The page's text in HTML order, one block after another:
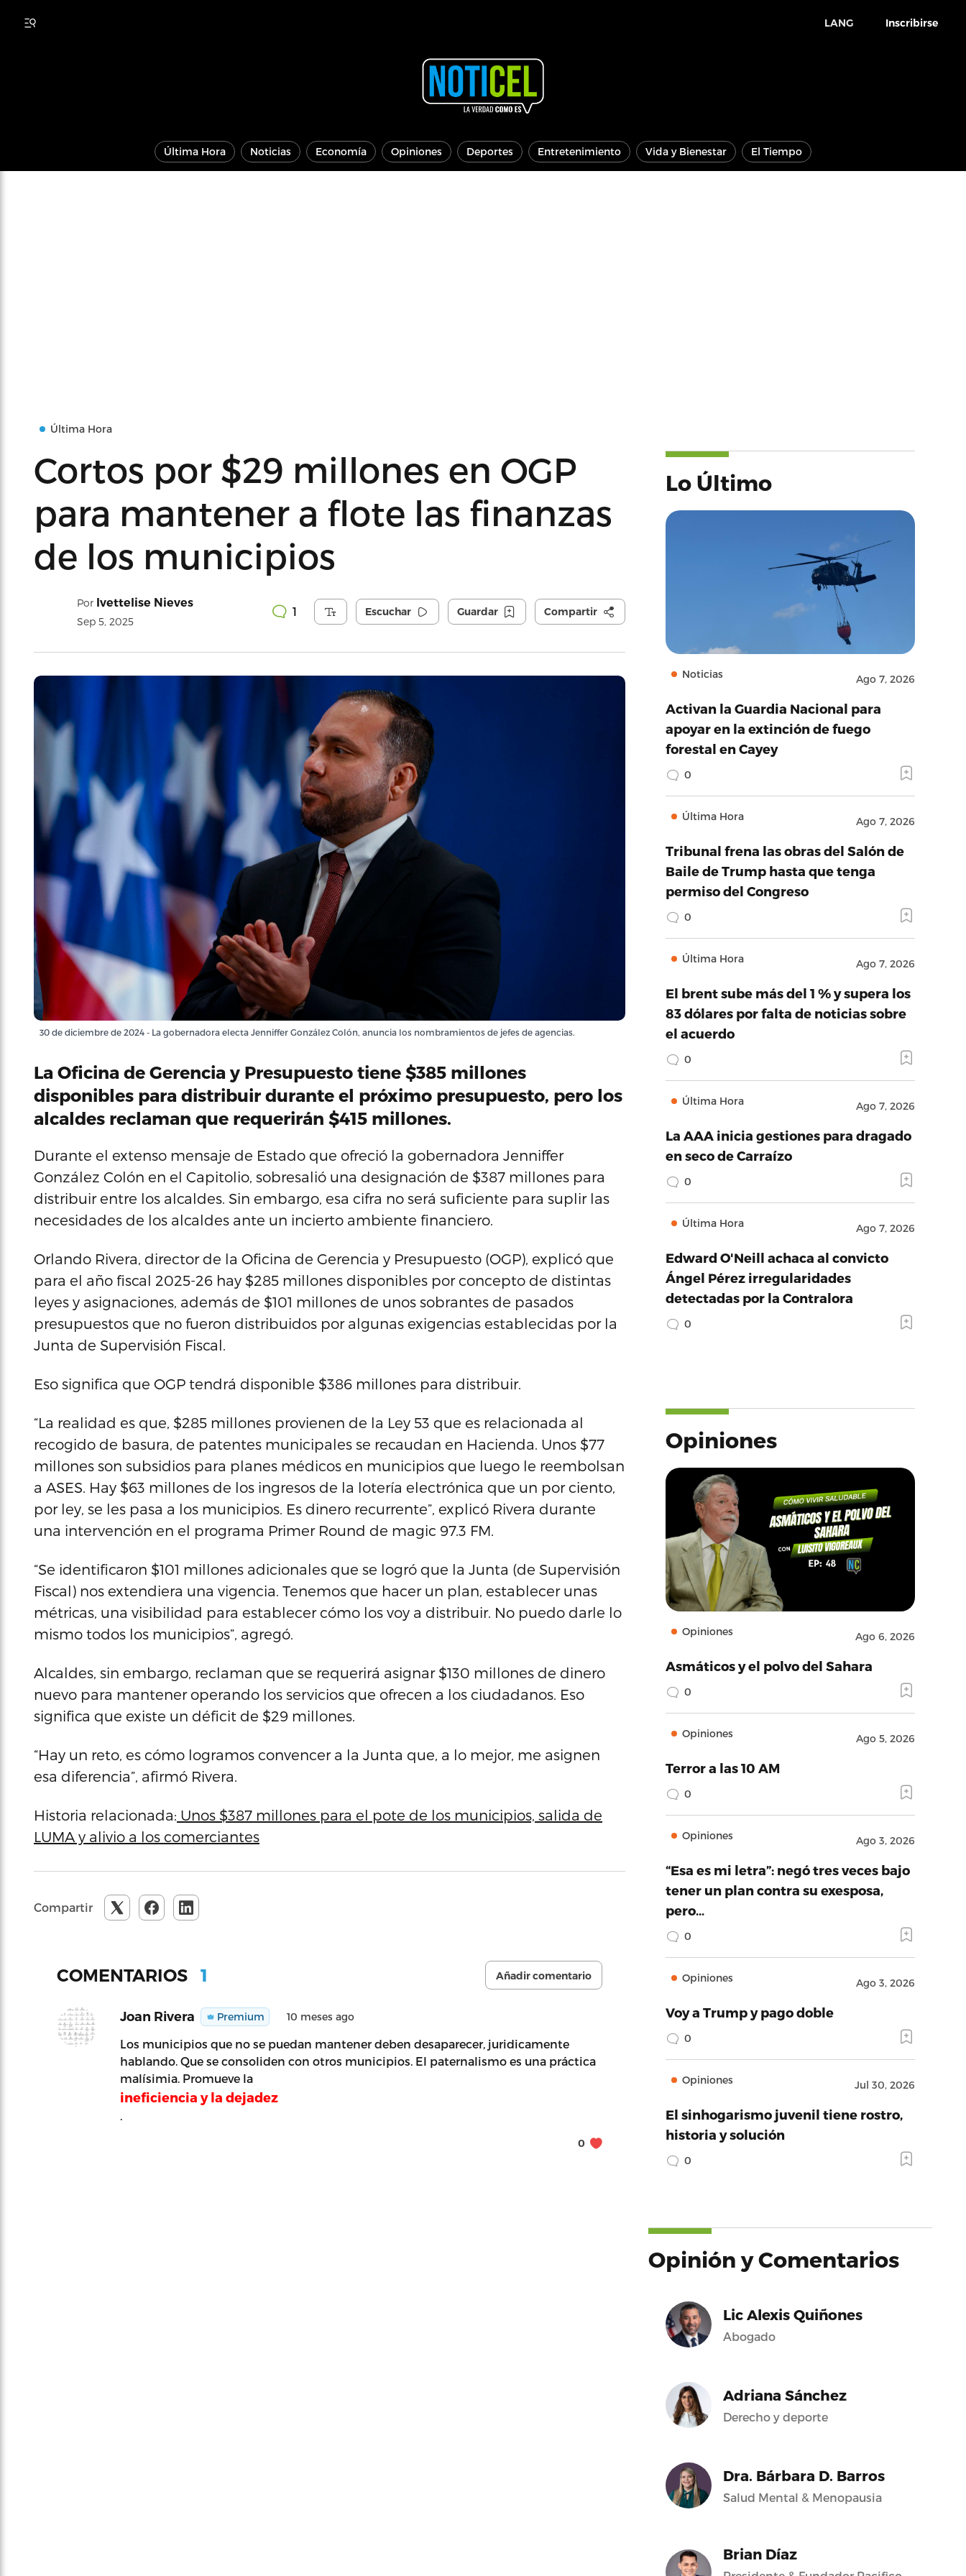
LANG Inscribirse
Última Hora Noticias Economía Opiniones Deportes Entretenimiento Vida y Bienestar El Tiempo
Última Hora
Cortos por $29 millones en OGP
para mantener a flote las finanzas
de los municipios
Por Ivettelise Nieves
Sep 5, 2025
1 Escuchar Guardar Compartir
30 de diciembre de 2024 - La gobernadora electa Jenniffer González Colón, anuncia los nombramientos de jefes de agencias.
La Oficina de Gerencia y Presupuesto tiene $385 millones
disponibles para distribuir durante el próximo presupuesto, pero los
alcaldes reclaman que requerirán $415 millones.
Durante el extenso mensaje de Estado que ofreció la gobernadora Jenniffer
González Colón en el Capitolio, sobresalió una designación de $387 millones para
distribuir entre los alcaldes. Sin embargo, esa cifra no será suficiente para suplir las
necesidades de los alcaldes ante un incierto ambiente financiero.
Orlando Rivera, director de la Oficina de Gerencia y Presupuesto (OGP), explicó que
para el año fiscal 2025-26 hay $285 millones disponibles por concepto de distintas
leyes y asignaciones, además de $101 millones de unos sobrantes de pasados
presupuestos que no fueron distribuidos por algunas exigencias establecidas por la
Junta de Supervisión Fiscal.
Eso significa que OGP tendrá disponible $386 millones para distribuir.
“La realidad es que, $285 millones provienen de la Ley 53 que es relacionada al
recogido de basura, de patentes municipales se recaudan en Hacienda. Unos $77
millones son subsidios para planes médicos en municipios que luego le reembolsan
a ASES. Hay $63 millones de los ingresos de la lotería electrónica que un por ciento,
por ley, se les pasa a los municipios. Es dinero recurrente”, explicó Rivera durante
una intervención en el programa Primer Round de magic 97.3 FM.
“Se identificaron $101 millones adicionales que se logró que la Junta (de Supervisión
Fiscal) nos extendiera una vigencia. Tenemos que hacer un plan, establecer unas
métricas, una visibilidad para establecer cómo los voy a distribuir. No puedo darle lo
mismo todos los municipios”, agregó.
Alcaldes, sin embargo, reclaman que se requerirá asignar $130 millones de dinero
nuevo para mantener operando los servicios que ofrecen a los ciudadanos. Eso
significa que existe un déficit de $29 millones.
“Hay un reto, es cómo logramos convencer a la Junta que, a lo mejor, me asignen
esa diferencia”, afirmó Rivera.
Historia relacionada: Unos $387 millones para el pote de los municipios, salida de
LUMA y alivio a los comerciantes
Compartir
COMENTARIOS 1 Añadir comentario
Joan Rivera Premium 10 meses ago
Los municipios que no se puedan mantener deben desaparecer, juridicamente
hablando. Que se consoliden con otros municipios. El paternalismo es una práctica
malísimia. Promueve la
ineficiencia y la dejadez
.
0
Lo Último
Noticias Ago 7, 2026
Activan la Guardia Nacional para
apoyar en la extinción de fuego
forestal en Cayey
0
Última Hora Ago 7, 2026
Tribunal frena las obras del Salón de
Baile de Trump hasta que tenga
permiso del Congreso
0
Última Hora Ago 7, 2026
El brent sube más del 1 % y supera los
83 dólares por falta de noticias sobre
el acuerdo
0
Última Hora Ago 7, 2026
La AAA inicia gestiones para dragado
en seco de Carraízo
0
Última Hora Ago 7, 2026
Edward O'Neill achaca al convicto
Ángel Pérez irregularidades
detectadas por la Contralora
0
Opiniones
Opiniones Ago 6, 2026
Asmáticos y el polvo del Sahara
0
Opiniones Ago 5, 2026
Terror a las 10 AM
0
Opiniones Ago 3, 2026
“Esa es mi letra”: negó tres veces bajo
tener un plan contra su exesposa,
pero…
0
Opiniones Ago 3, 2026
Voy a Trump y pago doble
0
Opiniones Jul 30, 2026
El sinhogarismo juvenil tiene rostro,
historia y solución
0
Opinión y Comentarios
Lic Alexis Quiñones
Abogado
Adriana Sánchez
Derecho y deporte
Dra. Bárbara D. Barros
Salud Mental & Menopausia
Brian Díaz